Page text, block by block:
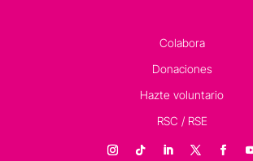
Colabora
Donaciones
Hazte voluntario
RSC / RSE